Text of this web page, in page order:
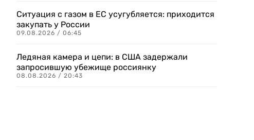
Ситуация с газом в ЕС усугубляется: приходится
закупать у России
09.08.2026 / 06:45
Ледяная камера и цепи: в США задержали
запросившую убежище россиянку
08.08.2026 / 20:43